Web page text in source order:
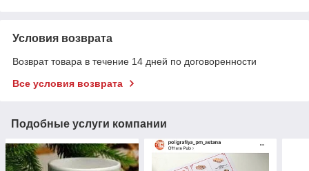
Условия возврата
Возврат товара в течение 14 дней по договоренности
Все условия возврата
Подобные услуги компании